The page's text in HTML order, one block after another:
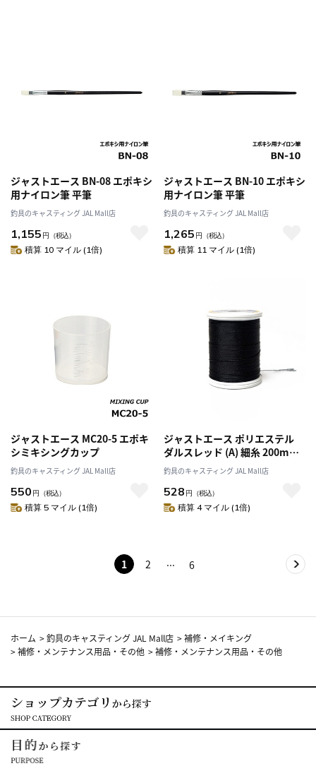
ジャストエース BN-08 エポキシ
用ナイロン筆 平筆
釣具のキャスティング JAL Mall店
1,155 円 （税込）
積算 10 マイル (1倍)
ジャストエース BN-10 エポキシ
用ナイロン筆 平筆
釣具のキャスティング JAL Mall店
1,265 円 （税込）
積算 11 マイル (1倍)
ジャストエース MC20-5 エポキ
シミキシングカップ
釣具のキャスティング JAL Mall店
550 円 （税込）
積算 5 マイル (1倍)
ジャストエース ポリエステル
ダルスレッド (A) 細糸 200m
402 ブラック
釣具のキャスティング JAL Mall店
528 円 （税込）
積算 4 マイル (1倍)
1 2 6
ホーム >釣具のキャスティング JAL Mall店 >補修・メイキング
>補修・メンテナンス用品・その他 >補修・メンテナンス用品・その他